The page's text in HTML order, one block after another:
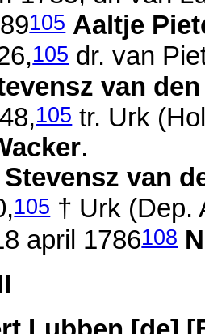
105 Aaltje
,105dr. van
van
,105tr. Urk
.
van
,105† Urk (Dep.
april 1786108